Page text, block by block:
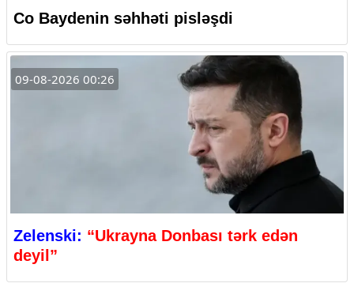
Co Baydenin səhhəti pisləşdi
09-08-2026 00:26
Zelenski: “Ukrayna Donbası tərk edən
deyil”